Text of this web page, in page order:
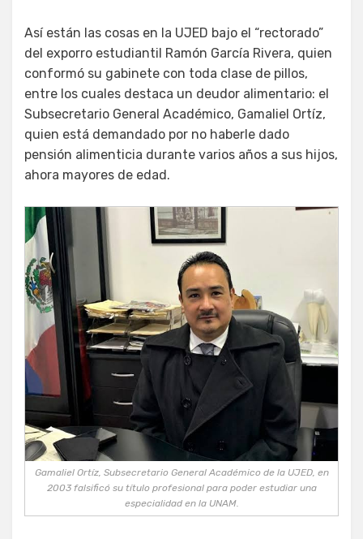
Así están las cosas en la UJED bajo el “rectorado”
del exporro estudiantil Ramón García Rivera, quien
conformó su gabinete con toda clase de pillos,
entre los cuales destaca un deudor alimentario: el
Subsecretario General Académico, Gamaliel Ortíz,
quien está demandado por no haberle dado
pensión alimenticia durante varios años a sus hijos,
ahora mayores de edad.
Gamaliel Ortíz, Subsecretario General Académico de la UJED, en
2003 falsificó su título profesional para poder estudiar una
especialidad en la UNAM.